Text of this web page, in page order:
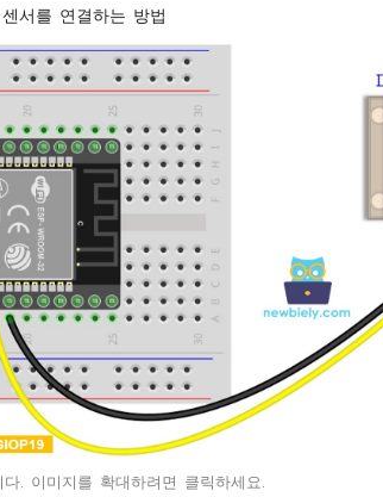
서를 연결하는 방법
. 이미지를 확대하려면 클릭하세요.